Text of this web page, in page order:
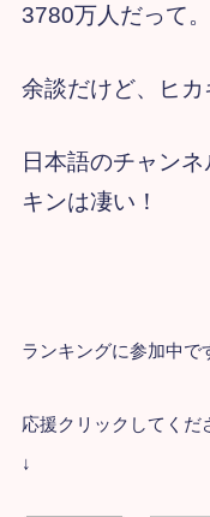
3780万人だって
余談だけど、ヒカ
日本語のチャン
キンは凄い！
ランキングに参加中で
応援クリックしてくだ
↓